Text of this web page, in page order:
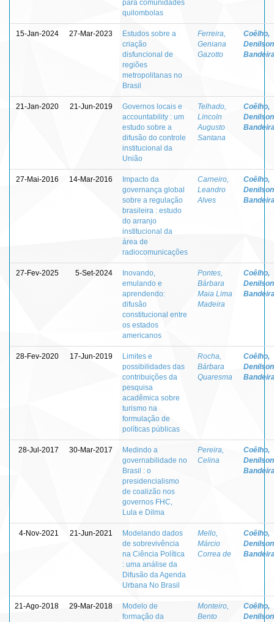
para comunidades
quilombolas
15-Jan-2024 27-Mar-2023
Estudos sobre a
criação
disfuncional de
regiões
metropolitanas no
Brasil
Ferreira,
Geniana
Gazotto
Coêlho,
Denilson
21-Jan-2020 21-Jun-2019
Governos locais e
accountability : um
estudo sobre a
difusão do controle
institucional da
União
Telhado,
Lincoln
Augusto
Santana
Coêlho,
Denilson
27-Mai-2016 14-Mar-2016
Impacto da
governança global
sobre a regulação
brasileira : estudo
do arranjo
institucional da
área de
radiocomunicações
Carneiro,
Leandro
Alves
Coêlho,
Denilson
27-Fev-2025 5-Set-2024
Inovando,
emulando e
aprendendo:
difusão
constitucional entre
os estados
americanos
Pontes,
Bárbara
Maia Lima
Madeira
Coêlho,
Denilson
28-Fev-2020 17-Jun-2019
Limites e
possibilidades das
contribuições da
pesquisa
acadêmica sobre
turismo na
formulação de
políticas públicas
Rocha,
Bárbara
Quaresma
Coêlho,
Denilson
28-Jul-2017 30-Mar-2017
Medindo a
governabilidade no
Brasil : o
presidencialismo
de coalizão nos
governos FHC,
Lula e Dilma
Pereira,
Celina
Coêlho,
Denilson
4-Nov-2021 21-Jun-2021
Modelando dados
de sobrevivência
na Ciência Política
: uma análise da
Difusão da Agenda
Urbana No Brasil
Mello,
Márcio
Correa de
Coêlho,
Denilson
21-Ago-2018 29-Mar-2018
Modelo de
formação da
Monteiro,
Bento
Coêlho,
Denilson